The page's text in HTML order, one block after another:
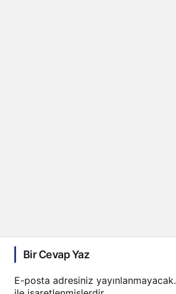
Bir Cevap Yaz
E-posta adresiniz yayınlanmayacak.